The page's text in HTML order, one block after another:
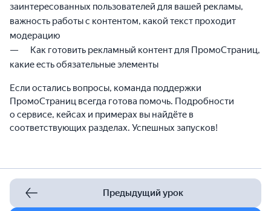
заинтересованных пользователей для вашей рекламы,
важность работы с контентом, какой текст проходит
модерацию
Как готовить рекламный контент для ПромоСтраниц,
какие есть обязательные элементы
Если остались вопросы, команда поддержки
ПромоСтраниц всегда готова помочь. Подробности
о сервисе, кейсах и примерах вы найдёте в
соответствующих разделах. Успешных запусков!
Предыдущий урок